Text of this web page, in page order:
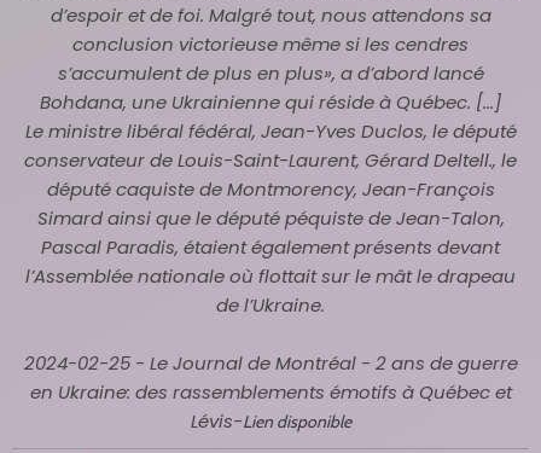
d’espoir et de foi. Malgré tout, nous attendons sa
conclusion victorieuse même si les cendres
s’accumulent de plus en plus», a d’abord lancé
Bohdana, une Ukrainienne qui réside à Québec. [...]
Le ministre libéral fédéral, Jean-Yves Duclos, le député
conservateur de Louis-Saint-Laurent, Gérard Deltell., le
député caquiste de Montmorency, Jean-François
Simard ainsi que le député péquiste de Jean-Talon,
Pascal Paradis, étaient également présents devant
l’Assemblée nationale où flottait sur le mât le drapeau
de l’Ukraine.
2024-02-25 - Le Journal de Montréal - 2 ans de guerre
en Ukraine: des rassemblements émotifs à Québec et
Lévis-Lien disponible